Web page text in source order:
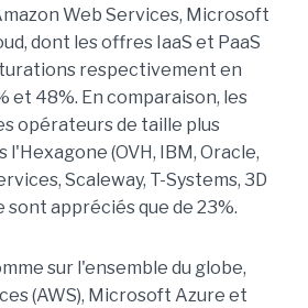
Web Services, Microsoft
dont les offres IaaS et PaaS
respectivement en
et 48%. En comparaison, les
opérateurs de taille plus
(OVH, IBM, Oracle,
Scaleway, T-Systems, 3D
sont appréciés que de 23%.
sur l'ensemble du globe,
(AWS), Microsoft Azure et